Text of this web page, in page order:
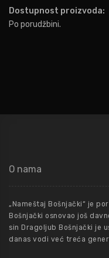
Dostupnost proizvoda:
Po porudžbini.
O nama
„Nameštaj Bošnjački“ je
Bošnjački osnovao još
sin Dragoljub Bošnjački je
danas vodi već treća